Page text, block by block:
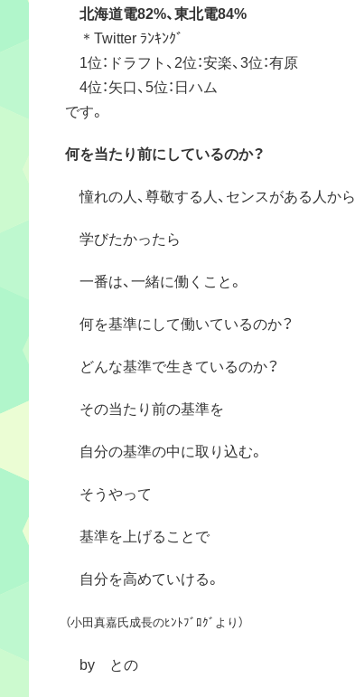
北海道電82%、東北電84%
＊Twitter ﾗﾝｷﾝｸﾞ
1位：ドラフト、2位：安楽、3位：有原
4位：矢口、5位：日ハム
です。
何を当たり前にしているのか？
憧れの人、尊敬する人、センスがある人から
学びたかったら
一番は、一緒に働くこと。
何を基準にして働いているのか？
どんな基準で生きているのか？
その当たり前の基準を
自分の基準の中に取り込む。
そうやって
基準を上げることで
自分を高めていける。
（小田真嘉氏成長のﾋﾝﾄﾌﾞﾛｸﾞより）
by との